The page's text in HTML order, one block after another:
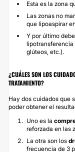
Esta es la zona
Las zonas no
que lipoaspirar
Y por último
lipotransferencia
glúteos, etc.).
¿CUÁLES SON LOS
TRATAMIENTO?
Hay dos cuidados que
poder obtener el
Uno es la
reforzada en las
La otra son los
frecuencia de 3